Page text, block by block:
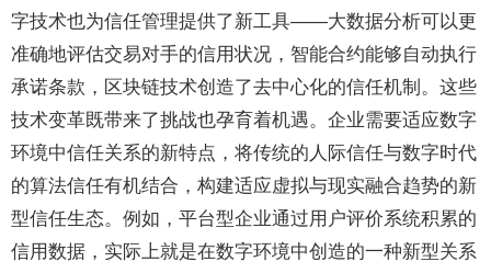
字技术也为信任管理提供了新工具——大数据分析可以更
准确地评估交易对手的信用状况，智能合约能够自动执行
承诺条款，区块链技术创造了去中心化的信任机制。这些
技术变革既带来了挑战也孕育着机遇。企业需要适应数字
环境中信任关系的新特点，将传统的人际信任与数字时代
的算法信任有机结合，构建适应虚拟与现实融合趋势的新
型信任生态。例如，平台型企业通过用户评价系统积累的
信用数据，实际上就是在数字环境中创造的一种新型关系